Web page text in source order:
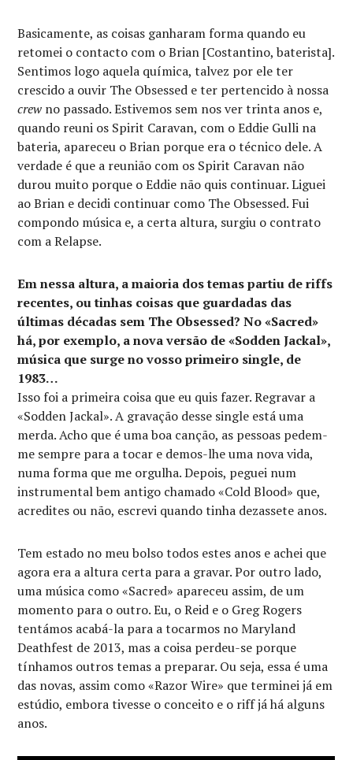
Basicamente, as coisas ganharam forma quando eu
retomei o contacto com o Brian [Costantino, baterista].
Sentimos logo aquela química, talvez por ele ter
crescido a ouvir The Obsessed e ter pertencido à nossa
crew no passado. Estivemos sem nos ver trinta anos e,
quando reuni os Spirit Caravan, com o Eddie Gulli na
bateria, apareceu o Brian porque era o técnico dele. A
verdade é que a reunião com os Spirit Caravan não
durou muito porque o Eddie não quis continuar. Liguei
ao Brian e decidi continuar como The Obsessed. Fui
compondo música e, a certa altura, surgiu o contrato
com a Relapse.
Em nessa altura, a maioria dos temas partiu de riffs
recentes, ou tinhas coisas que guardadas das
últimas décadas sem The Obsessed? No «Sacred»
há, por exemplo, a nova versão de «Sodden Jackal»,
música que surge no vosso primeiro single, de
1983…
Isso foi a primeira coisa que eu quis fazer. Regravar a
«Sodden Jackal». A gravação desse single está uma
merda. Acho que é uma boa canção, as pessoas pedem-
me sempre para a tocar e demos-lhe uma nova vida,
numa forma que me orgulha. Depois, peguei num
instrumental bem antigo chamado «Cold Blood» que,
acredites ou não, escrevi quando tinha dezassete anos.
Tem estado no meu bolso todos estes anos e achei que
agora era a altura certa para a gravar. Por outro lado,
uma música como «Sacred» apareceu assim, de um
momento para o outro. Eu, o Reid e o Greg Rogers
tentámos acabá-la para a tocarmos no Maryland
Deathfest de 2013, mas a coisa perdeu-se porque
tínhamos outros temas a preparar. Ou seja, essa é uma
das novas, assim como «Razor Wire» que terminei já em
estúdio, embora tivesse o conceito e o riff já há alguns
anos.